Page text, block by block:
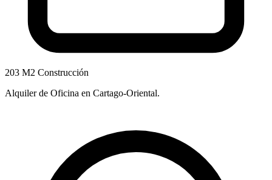
203 M2 Construcción
Alquiler de Oficina en Cartago-Oriental.